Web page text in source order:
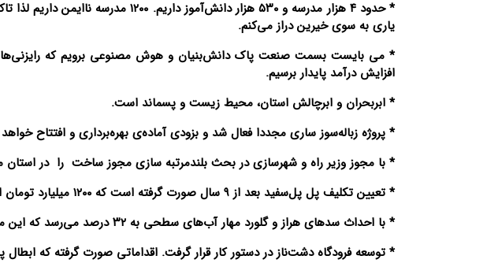
یاری به سوی خیرین دراز می‌کنم.
* می بایست بسمت صنعت پاک دانش‌بنیان و هوش مصنوعی برویم که رایزنی‌ها
افزایش درآمد پایدار برسیم.
* ابربحران و ابرچالش استان، محیط زیست و پسماند است.
* پروژه زباله‌سوز ساری مجددا فعال شد و بزودی آماده‌ی بهره‌برداری و افتتاح
* با مجوز وزیر راه و شهرسازی در بحث بلندمرتبه سازی مجوز ساخت را در استان
* تعیین تکلیف پل پل‌سفید بعد از ۹ سال صورت گرفته است که ۱۲۰۰ میلیارد تومان اعتبار این پروژه تامین شد.
* با احداث سد‌های هراز و گلورد مهار آب‌های سطحی به ۳۲ درصد می‌رسد که این میزان در کشور ۵۶ درصد است.
* توسعه فرودگاه دشت‌ناز در دستور کار قرار گرفت. اقداماتی صورت گرفته که